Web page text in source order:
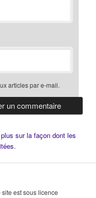
articles par e-mail.
sur la façon dont les
.
est sous licence